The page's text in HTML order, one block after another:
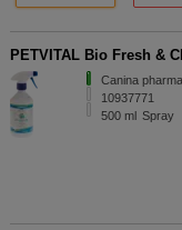
PETVITAL Bio Fresh &
Canina
10937771
500 ml Spray